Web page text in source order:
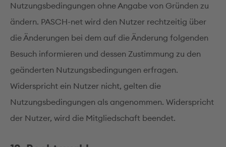
Nutzungsbedingungen ohne Angabe von Gründen zu
ändern. PASCH-net wird den Nutzer rechtzeitig über
die Änderungen bei dem auf die Änderung folgenden
Besuch informieren und dessen Zustimmung zu den
geänderten Nutzungsbedingungen erfragen.
Widerspricht ein Nutzer nicht, gelten die
Nutzungsbedingungen als angenommen. Widerspricht
der Nutzer, wird die Mitgliedschaft beendet.